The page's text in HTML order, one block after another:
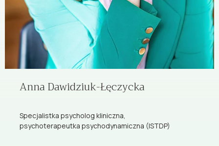
Anna Dawidziuk-Łęczycka
Specjalistka psycholog kliniczna,
psychoterapeutka psychodynamiczna (ISTDP)